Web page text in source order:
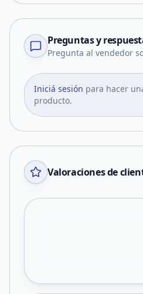
Preguntas y
Pregunta al vendedor
Iniciá sesión para hacer
producto.
Valoraciones de